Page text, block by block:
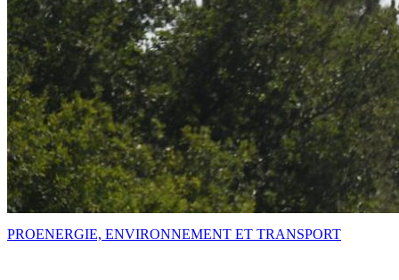
PROENERGIE, ENVIRONNEMENT ET TRANSPORT